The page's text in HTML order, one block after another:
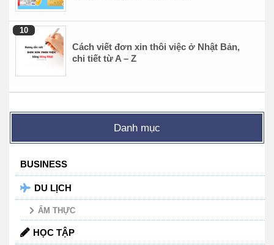
Cách viết đơn xin thôi việc ở Nhật Bản,
chi tiết từ A – Z
Danh mục
BUSINESS
DU LỊCH
ẨM THỰC
HỌC TẬP